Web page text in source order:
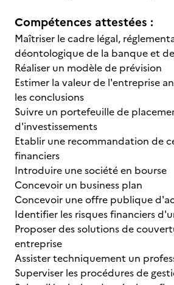
Compétences attestées :
Maîtriser le cadre légal,
déontologique de la banque et
Réaliser un modèle de prévision
Estimer la valeur de l'entreprise
les conclusions
Suivre un portefeuille de
d'investissements
Etablir une recommandation de
financiers
Introduire une société en bourse
Concevoir un business plan
Concevoir une offre publique
Identifier les risques financiers
Proposer des solutions de
entreprise
Assister techniquement un
Superviser les procédures de